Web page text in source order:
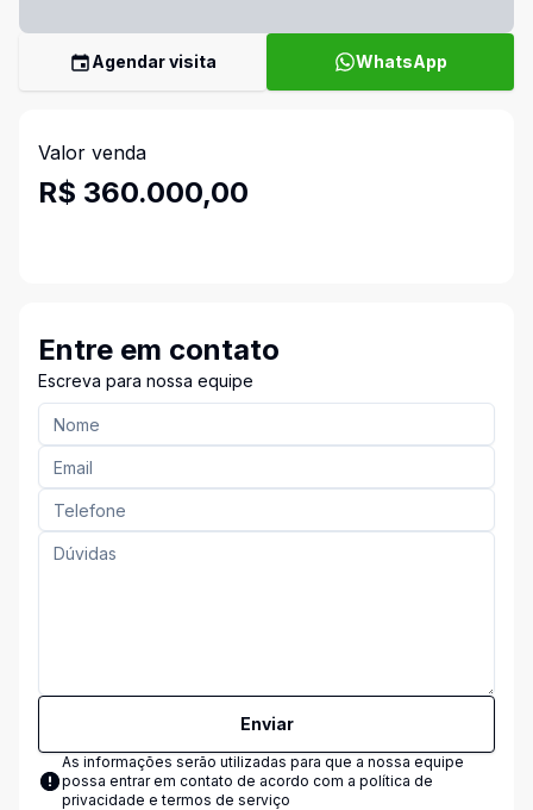
Agendar visita WhatsApp
Valor venda
R$ 360.000,00
Entre em contato
Escreva para nossa equipe
Enviar
As informações serão utilizadas para que a nossa equipe
possa entrar em contato de acordo com a política de
privacidade e termos de serviço